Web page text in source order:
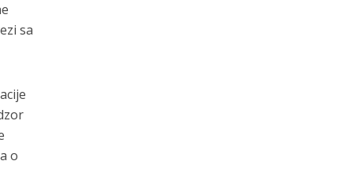
sa
o